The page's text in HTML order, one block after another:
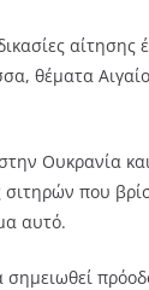
αίτησης
θέματα
Ουκρανία
σιτηρών που
αυτό.